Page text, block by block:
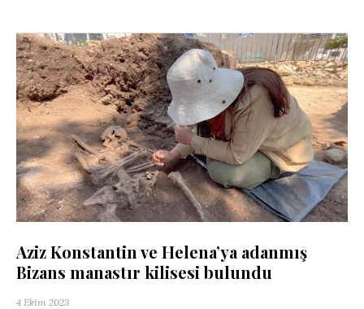
Aziz Konstantin ve Helena’ya adanmış
Bizans manastır kilisesi bulundu
4 Ekim 2023